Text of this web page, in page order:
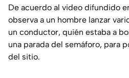
De acuerdo al video difundido
observa a un hombre lanzar
un conductor, quién estaba a
una parada del semáforo, para
del sitio.